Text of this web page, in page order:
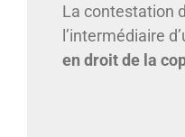
La contestation
l’intermédiaire
en droit de la